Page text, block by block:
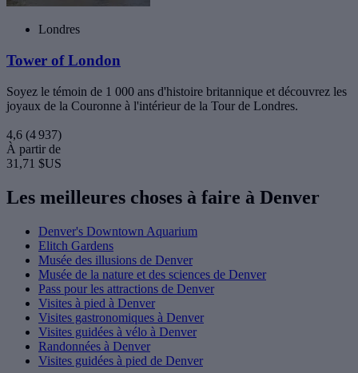
Londres
Tower of London
Soyez le témoin de 1 000 ans d'histoire britannique et découvrez les
joyaux de la Couronne à l'intérieur de la Tour de Londres.
4,6 (4 937)
À partir de
31,71 $US
Les meilleures choses à faire à Denver
Denver's Downtown Aquarium
Elitch Gardens
Musée des illusions de Denver
Musée de la nature et des sciences de Denver
Pass pour les attractions de Denver
Visites à pied à Denver
Visites gastronomiques à Denver
Visites guidées à vélo à Denver
Randonnées à Denver
Visites guidées à pied de Denver